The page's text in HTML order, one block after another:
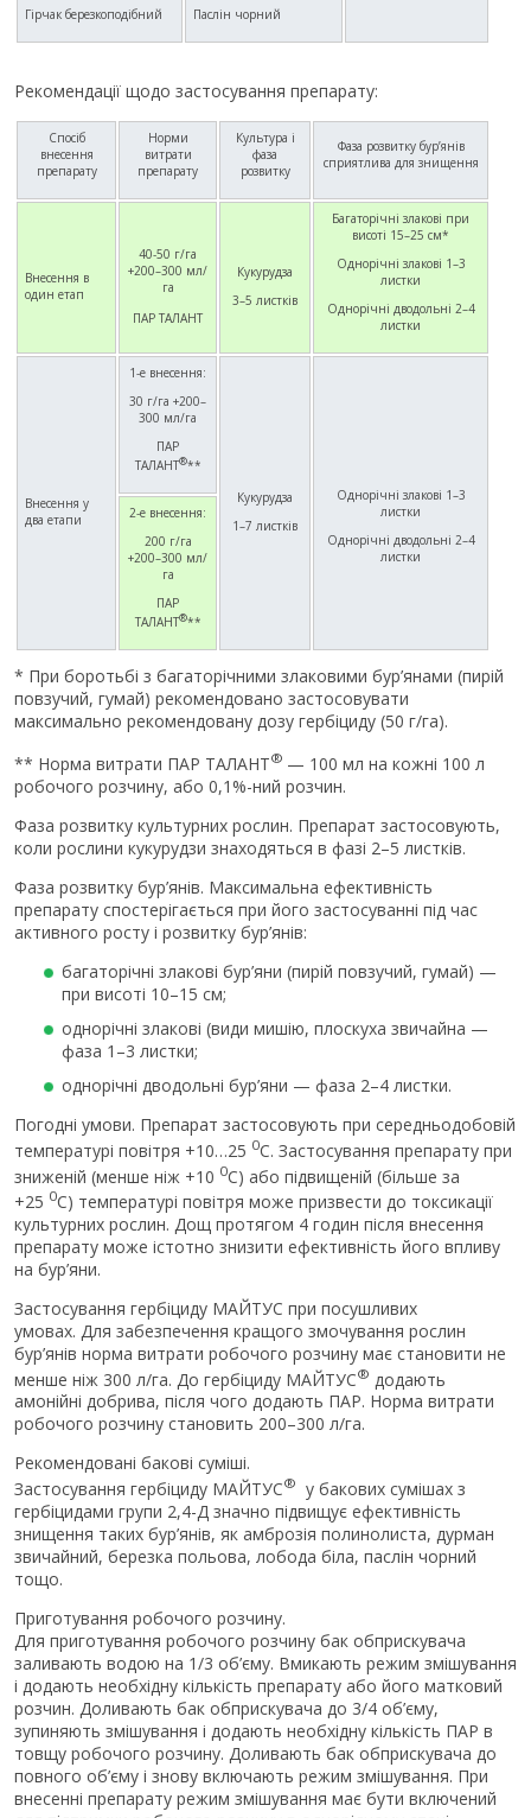
Гірчак березкоподібний Паслін чорний
Рекомендації щодо застосування препарату:
Спосіб
внесення
препарату
Норми
витрати
препарату
Культура і
фаза
розвитку
Фаза розвитку бур’янів
сприятлива для знищення
Внесення в
один етап
40-50 г/га
+200–300 мл/
га
ПАР ТАЛАНТ
Кукурудза
3–5 листків
Багаторічні злакові при
висоті 15–25 см*
Однорічні злакові 1–3
листки
Однорічні дводольні 2–4
листки
Внесення у
два етапи
1-е внесення:
30 г/га +200–
300 мл/га
ПАР
ТАЛАНТ®**
Кукурудза
1–7 листків
Однорічні злакові 1–3
листки
Однорічні дводольні 2–4
листки
2-е внесення:
200 г/га
+200–300 мл/
га
ПАР
ТАЛАНТ®**
* При боротьбі з багаторічними злаковими бур’янами (пирій
повзучий, гумай) рекомендовано застосовувати
максимально рекомендовану дозу гербіциду (50 г/га).
** Норма витрати ПАР ТАЛАНТ® — 100 мл на кожні 100 л
робочого розчину, або 0,1%-ний розчин.
Фаза розвитку культурних рослин. Препарат застосовують,
коли рослини кукурудзи знаходяться в фазі 2–5 листків.
Фаза розвитку бур’янів. Максимальна ефективність
препарату спостерігається при його застосуванні під час
активного росту і розвитку бур’янів:
багаторічні злакові бур’яни (пирій повзучий, гумай) —
при висоті 10–15 см;
однорічні злакові (види мишію, плоскуха звичайна —
фаза 1–3 листки;
однорічні дводольні бур’яни — фаза 2–4 листки.
Погодні умови. Препарат застосовують при середньодобовій
температурі повітря +10…25 0С. Застосування препарату при
зниженій (менше ніж +10 0С) або підвищеній (більше за
+25 0С) температурі повітря може призвести до токсикації
культурних рослин. Дощ протягом 4 годин після внесення
препарату може істотно знизити ефективність його впливу
на бур’яни.
Застосування гербіциду МАЙТУС при посушливих
умовах. Для забезпечення кращого змочування рослин
бур’янів норма витрати робочого розчину має становити не
менше ніж 300 л/га. До гербіциду МАЙТУС® додають
амонійні добрива, після чого додають ПАР. Норма витрати
робочого розчину становить 200–300 л/га.
Рекомендовані бакові суміші.
Застосування гербіциду МАЙТУС® у бакових сумішах з
гербіцидами групи 2,4-Д значно підвищує ефективність
знищення таких бур’янів, як амброзія полинолиста, дурман
звичайний, березка польова, лобода біла, паслін чорний
тощо.
Приготування робочого розчину.
Для приготування робочого розчину бак обприскувача
заливають водою на 1/3 об’єму. Вмикають режим змішування
і додають необхідну кількість препарату або його матковий
розчин. Доливають бак обприскувача до 3/4 об’єму,
зупиняють змішування і додають необхідну кількість ПАР в
товщу робочого розчину. Доливають бак обприскувача до
повного об’єму і знову включають режим змішування. При
внесенні препарату режим змішування має бути включений